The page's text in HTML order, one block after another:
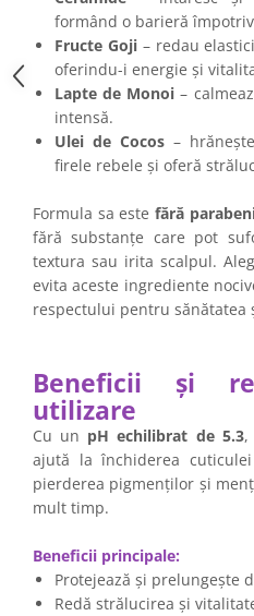
formând o barieră
Fructe Goji– redau
oferindu-i energie și
Lapte de Monoi –
intensă.
Ulei de Cocos –
firele rebele și oferă
Formula sa este fără
fără substanțe care pot
textura sau irita scalpul.
evita aceste ingrediente
respectului pentru
Beneficii și
utilizare
Cu un pH echilibrat de 5.3,
ajută la închiderea
pierderea pigmenților și
mult timp.
Beneficii principale:
Protejează și prelungește
Redă strălucirea și